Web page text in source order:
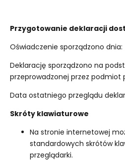
Przygotowanie deklaracji
Oświadczenie sporządzono dnia:
Deklarację sporządzono na
przeprowadzonej przez podmiot
Data ostatniego przeglądu
Skróty klawiaturowe
Na stronie internetowej
standardowych skrótów
przeglądarki.